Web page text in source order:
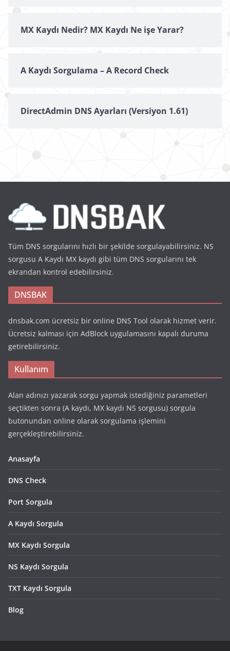
MX Kaydı Nedir? MX Kaydı Ne işe Yarar?
A Kaydı Sorgulama – A Record Check
DirectAdmin DNS Ayarları (Versiyon 1.61)
Tüm DNS sorgularını hızlı bir şekilde sorgulayabilirsiniz. NS
sorgusu A Kaydı MX kaydı gibi tüm DNS sorgularını tek
ekrandan kontrol edebilirsiniz.
DNSBAK
dnsbak.com ücretsiz bir online DNS Tool olarak hizmet verir.
Ücretsiz kalması için AdBlock uygulamasını kapalı duruma
getirebilirsiniz.
Kullanım
Alan adınızı yazarak sorgu yapmak istediğiniz parametleri
seçtikten sonra (A kaydı, MX kaydı NS sorgusu) sorgula
butonundan online olarak sorgulama işlemini
gerçekleştirebilirsiniz.
Anasayfa
DNS Check
Port Sorgula
A Kaydı Sorgula
MX Kaydı Sorgula
NS Kaydı Sorgula
TXT Kaydı Sorgula
Blog